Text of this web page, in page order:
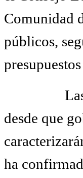
Comunidad
públicos,
desde que
ha